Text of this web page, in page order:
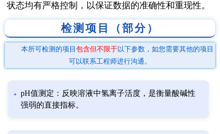
状态均有严格控制，以保证数据的准确性和重现性。
检测项目（部分）
本所可检测的项目 包含但不限于以下参数，如您需要其他的项目
可以联系工程师进行沟通。
pH值测定：反映溶液中氢离子活度，是衡量酸碱性
强弱的直接指标。